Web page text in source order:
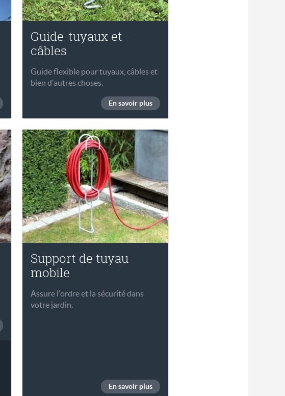
Guide-tuyaux et -
câbles
Guide flexible pour tuyaux, câbles et
bien d'autres choses.
En savoir plus
Support de tuyau
mobile
Assure l'ordre et la sécurité dans
votre jardin.
En savoir plus